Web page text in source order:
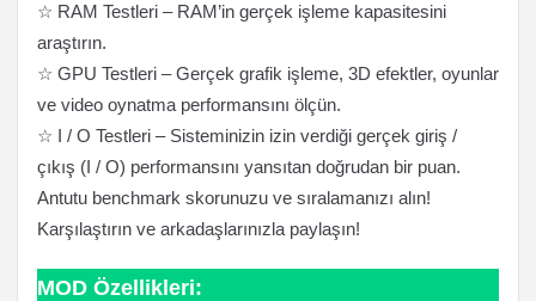
☆ RAM Testleri – RAM’in gerçek işleme kapasitesini
araştırın.
☆ GPU Testleri – Gerçek grafik işleme, 3D efektler, oyunlar
ve video oynatma performansını ölçün.
☆ I / O Testleri – Sisteminizin izin verdiği gerçek giriş /
çıkış (I / O) performansını yansıtan doğrudan bir puan.
Antutu benchmark skorunuzu ve sıralamanızı alın!
Karşılaştırın ve arkadaşlarınızla paylaşın!
MOD Özellikleri: